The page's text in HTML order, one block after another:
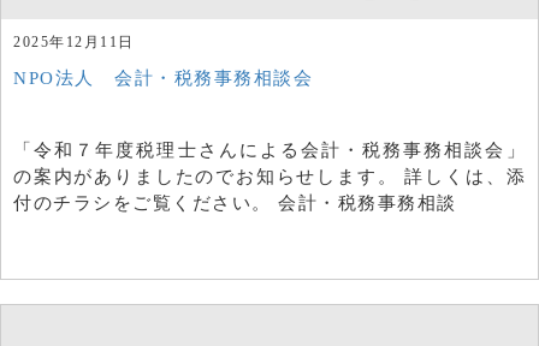
2025年12月11日
NPO法人 会計・税務事務相談会
「令和７年度税理士さんによる会計・税務事務相談会」
の案内がありましたのでお知らせします。 詳しくは、添
付のチラシをご覧ください。 会計・税務事務相談